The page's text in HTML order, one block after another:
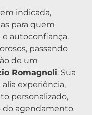
indicada,
para quem
e autoconfiança.
passando
de um
Romagnoli. Sua
experiência,
personalizado,
do agendamento